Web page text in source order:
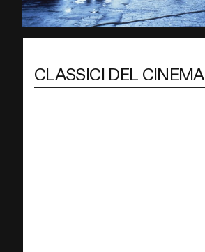
CLASSICI DEL CINEMA